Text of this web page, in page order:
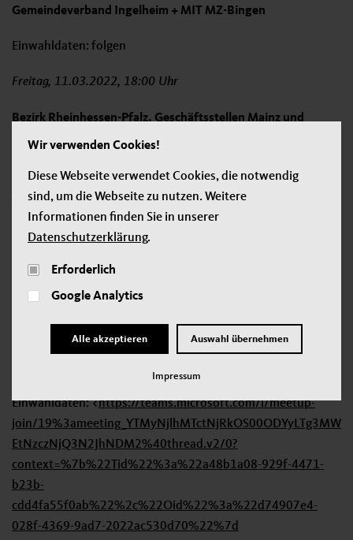
Gemeindeverband Ingelheim + MIT MZ-Bingen
Einwahldaten: folgen
Freitag, 11.03.2022, 18:00 Uhr
Bezirk Rheinhessen-Pfalz, Geschäftsstellen Mainz und
Worms
Einwahldaten:https://teams.microsoft.com/l/meetup-
join/19%3ameeting_YTYxNzAzMDItMmEyMS00NzM5LTkw
MzktNGFkMGI4N2MzYzU2%40thread.v2/0?
context=%7b%22Tid%22%3a%22a48b1a08-929f-4471-
cdd4fa55f0ab%22%2c%22Oid%22%3a%22d74907e4-
028f-4369-9ad7-2022ac530d70%22%7d
Samstag, 12. März 2022, 10:00 Uhr vormittags
Einwahldaten: <https://teams.microsoft.com/l/meetup-
join/19%3ameeting_YTMyNjlhMTctNjRkOS00ODYyLTg3MW
EtNzczNjQ3N2JhNDM2%40thread.v2/0?
context=%7b%22Tid%22%3a%22a48b1a08-929f-4471-
b23b-
cdd4fa55f0ab%22%2c%22Oid%22%3a%22d74907e4-
028f-4369-9ad7-2022ac530d70%22%7d
Wir verwenden Cookies!
Diese Webseite verwendet Cookies, die notwendig
sind, um die Webseite zu nutzen. Weitere
Informationen finden Sie in unserer
Datenschutzerklärung.
Erforderlich
Google Analytics
Alle akzeptieren Auswahl übernehmen
Impressum